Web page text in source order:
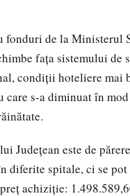
fonduri de la Ministerul
faţa sistemului de
condiţii hoteliere mai
s-a diminuat în
Judeţean este de
diferite spitale, ci se
achiziție: